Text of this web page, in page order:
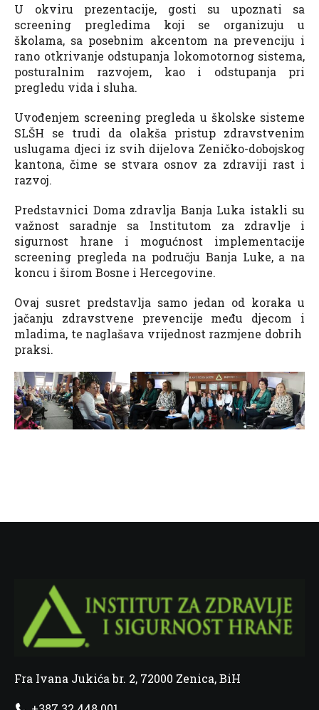
U okviru prezentacije, gosti su upoznati sa
screening pregledima koji se organizuju u
školama, sa posebnim akcentom na prevenciju i
rano otkrivanje odstupanja lokomotornog sistema,
posturalnim razvojem, kao i odstupanja pri
pregledu vida i sluha.
Uvođenjem screening pregleda u školske sisteme
SLŠH se trudi da olakša pristup zdravstvenim
uslugama djeci iz svih dijelova Zeničko-dobojskog
kantona, čime se stvara osnov za zdraviji rast i
razvoj.
Predstavnici Doma zdravlja Banja Luka istakli su
važnost saradnje sa Institutom za zdravlje i
sigurnost hrane i mogućnost implementacije
screening pregleda na području Banja Luke, a na
koncu i širom Bosne i Hercegovine.
Ovaj susret predstavlja samo jedan od koraka u
jačanju zdravstvene prevencije među djecom i
mladima, te naglašava vrijednost razmjene dobrih
praksi.
Fra Ivana Jukića br. 2, 72000 Zenica, BiH